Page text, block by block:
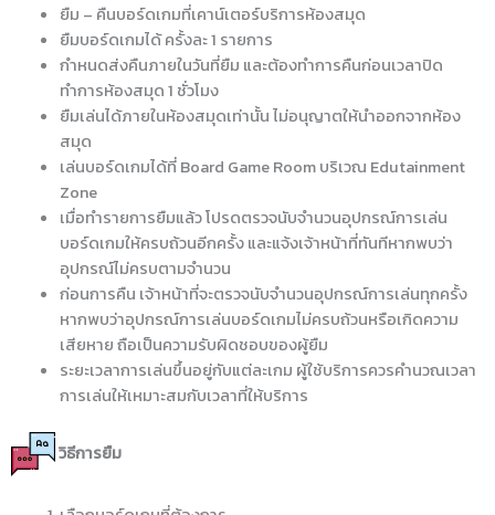
ยืม – คืนบอร์ดเกมที่เคาน์เตอร์บริการห้องสมุด
ยืมบอร์ดเกมได้ ครั้งละ 1 รายการ
กำหนดส่งคืนภายในวันที่ยืม และต้องทำการคืนก่อนเวลาปิด
ทำการห้องสมุด 1 ชั่วโมง
ยืมเล่นได้ภายในห้องสมุดเท่านั้น ไม่อนุญาตให้นำออกจากห้อง
สมุด
เล่นบอร์ดเกมได้ที่ Board Game Room บริเวณ Edutainment
Zone
เมื่อทำรายการยืมแล้ว โปรดตรวจนับจำนวนอุปกรณ์การเล่น
บอร์ดเกมให้ครบถ้วนอีกครั้ง และแจ้งเจ้าหน้าที่ทันทีหากพบว่า
อุปกรณ์ไม่ครบตามจำนวน
ก่อนการคืน เจ้าหน้าที่จะตรวจนับจำนวนอุปกรณ์การเล่นทุกครั้ง
หากพบว่าอุปกรณ์การเล่นบอร์ดเกมไม่ครบถ้วนหรือเกิดความ
เสียหาย ถือเป็นความรับผิดชอบของผู้ยืม
ระยะเวลาการเล่นขึ้นอยู่กับแต่ละเกม ผู้ใช้บริการควรคำนวณเวลา
การเล่นให้เหมาะสมกับเวลาที่ให้บริการ
วิธีการยืม